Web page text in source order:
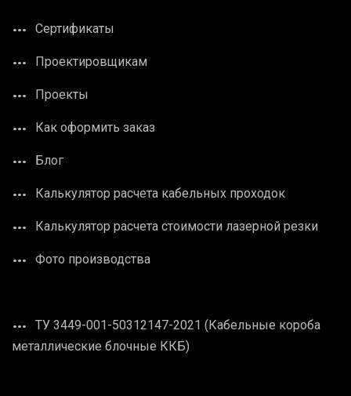
Сертификаты
Проектировщикам
Проекты
Как оформить заказ
Блог
Калькулятор расчета кабельных проходок
Калькулятор расчета стоимости лазерной резки
Фото производства
ТУ 3449-001-50312147-2021 (Кабельные короба
металлические блочные ККБ)